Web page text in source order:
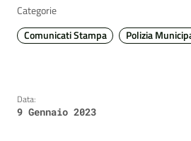
Categorie
Comunicati Stampa
Polizia
Data:
9 Gennaio 2023